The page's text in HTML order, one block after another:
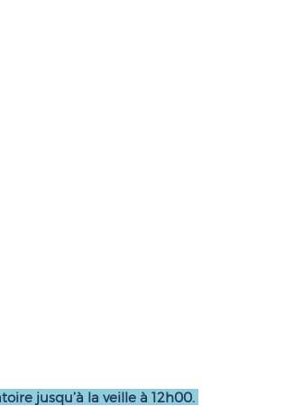
jusqu’à la veille à 12h00.